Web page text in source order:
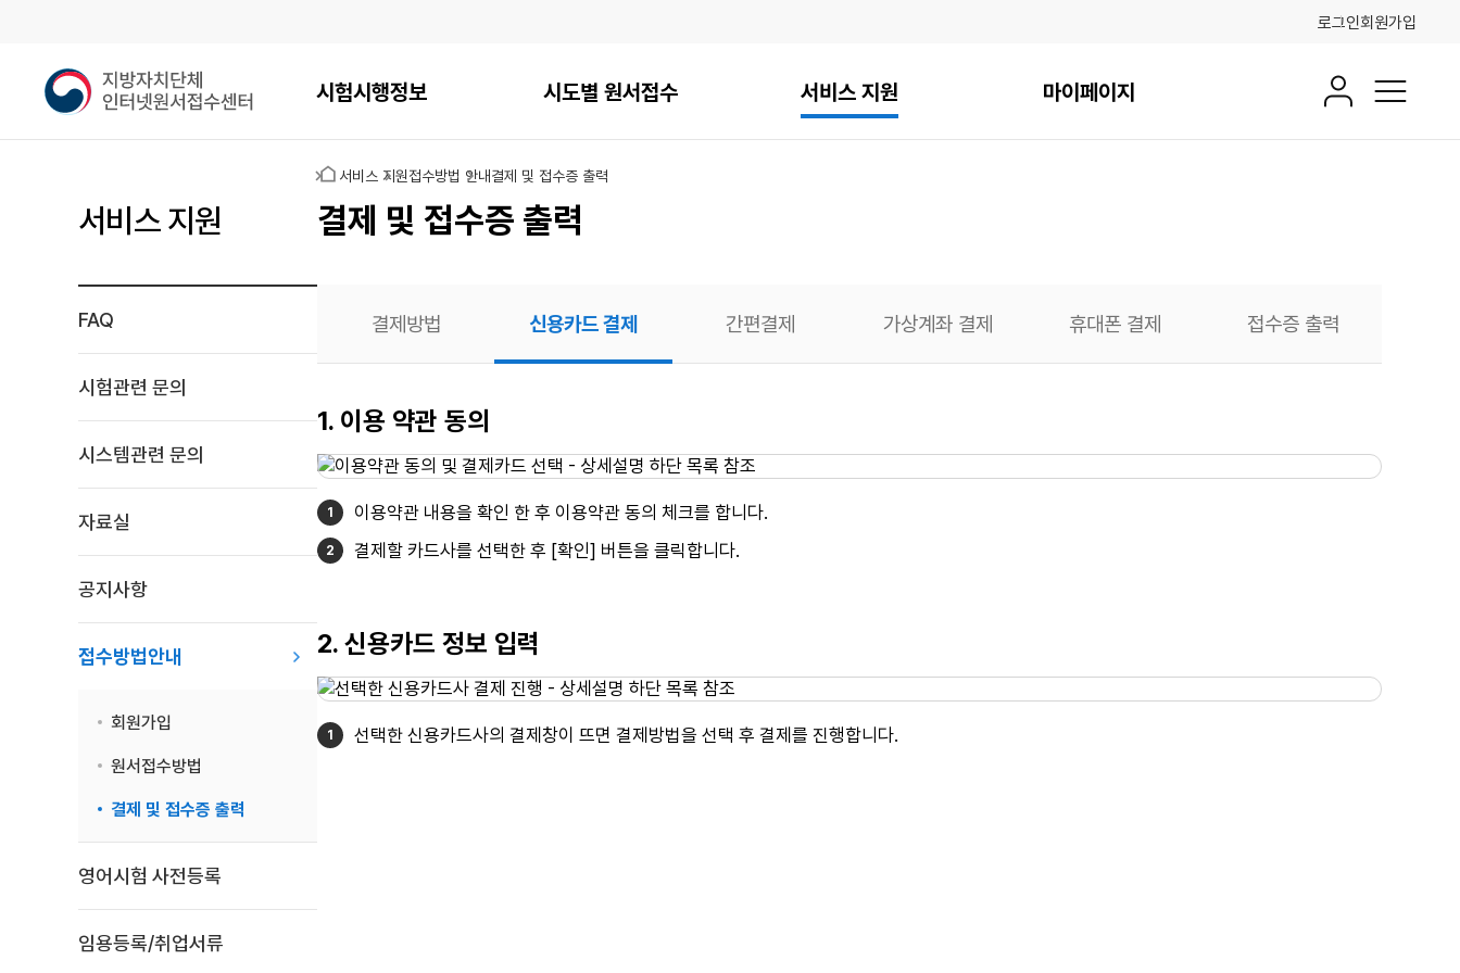
로그인회원가입
지
방
메인메뉴
시험시행정보 시도별 원서접수 서비스 지원 마이페이지 회원정보전체메뉴
서비스 지원
FAQ
시험관련 문의
시스템관련 문의
자료실
공지사항
접수방법안내
회원가입
원서접수방법
결제 및 접수증 출력
영어시험 사전등록
임용등록/취업서류
홈 서비스 지원접수방법 안내결제 및 접수증 출력
결제 및 접수증 출력
결제방법 신용카드 결제 간편결제 가상계좌 결제 휴대폰 결제 접수증 출력
신용카드
결제
1. 이용 약관 동의
이용약관 내용을 확인 한 후 이용약관 동의 체크를 합니다.
결제할 카드사를 선택한 후 [확인] 버튼을 클릭합니다.
2. 신용카드 정보 입력
선택한 신용카드사의 결제창이 뜨면 결제방법을 선택 후 결제를 진행합니다.